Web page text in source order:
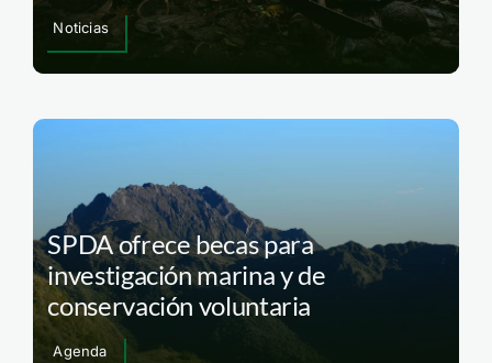
Noticias
SPDA ofrece becas para
investigación marina y de
conservación voluntaria
Agenda